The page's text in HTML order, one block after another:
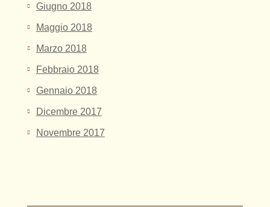
Giugno 2018
Maggio 2018
Marzo 2018
Febbraio 2018
Gennaio 2018
Dicembre 2017
Novembre 2017